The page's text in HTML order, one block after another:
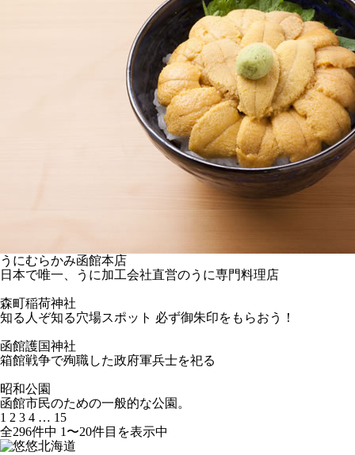
うにむらかみ函館本店
日本で唯一、うに加工会社直営のうに専門料理店
森町稲荷神社
知る人ぞ知る穴場スポット 必ず御朱印をもらおう！
函館護国神社
箱館戦争で殉職した政府軍兵士を祀る
昭和公園
函館市民のための一般的な公園。
1 2 3 4 … 15
全296件中 1〜20件目を表示中